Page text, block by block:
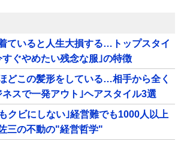
ていると人生大損する…トップスタイ
すぐやめたい残念な服｣の特徴
どこの髪形をしている…相手から全く
スで一発アウト｣ヘアスタイル3選
クビにしない｣経営難でも1000人以上
三の不動の"経営哲学"